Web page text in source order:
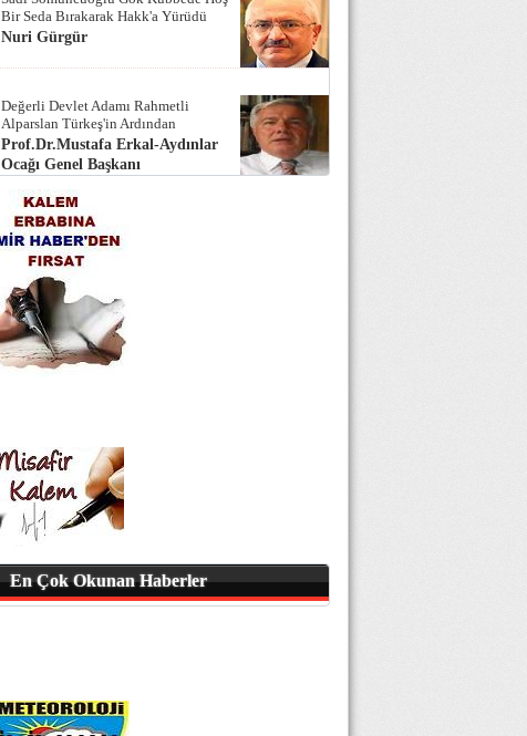
Bir Seda Bırakarak Hakk'a Yürüdü
Nuri Gürgür
Değerli Devlet Adamı Rahmetli
Alparslan Türkeş'in Ardından
Prof.Dr.Mustafa Erkal-Aydınlar
Ocağı Genel Başkanı
En Çok Okunan Haberler